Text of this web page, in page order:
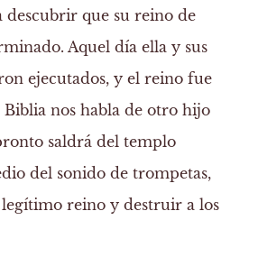
descubrir que su reino de
Aquel día ella y sus
ejecutados, y el reino fue
Biblia nos habla de otro hijo
saldrá del templo
del sonido de trompetas,
reino y destruir a los